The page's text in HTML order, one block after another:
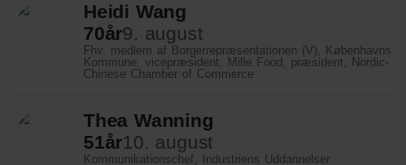
Heidi Wang
70år9. august
Fhv. medlem af Borgerrepræsentationen (V), Københavns
Kommune, vicepræsident, Mille Food, præsident, Nordic-
Chinese Chamber of Commerce
Thea Wanning
51år10. august
Kommunikationschef, Industriens Uddannelser